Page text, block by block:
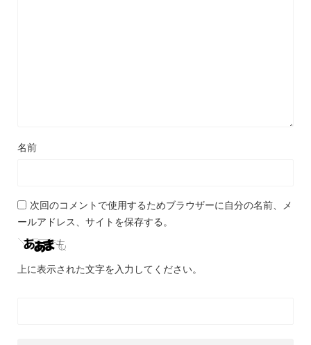
名前
次回のコメントで使用するためブラウザーに自分の名前、メ
ールアドレス、サイトを保存する。
上に表示された文字を入力してください。